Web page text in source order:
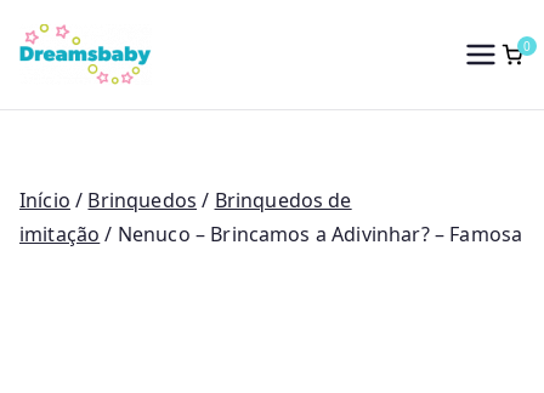
para
conteúdo
Dreams Baby
0
Início / Brinquedos / Brinquedos de
imitação / Nenuco – Brincamos a Adivinhar? – Famosa